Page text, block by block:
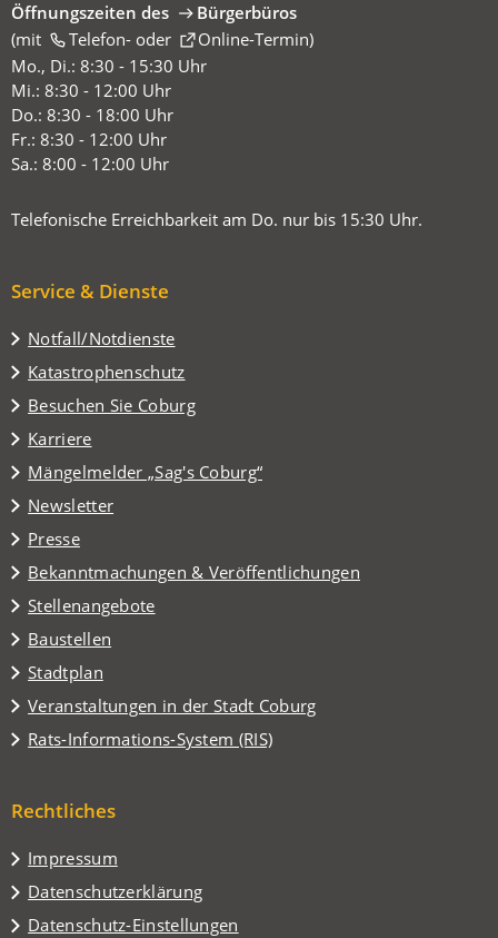
Öffnungszeiten des
Bürgerbüros
(mit
Telefon-oder Online-Termin
(Öffnet
in
einem
neuen
Tab)
)
Mo., Di.: 8:30 - 15:30 Uhr
Mi.: 8:30 - 12:00 Uhr
Do.: 8:30 - 18:00 Uhr
Fr.: 8:30 - 12:00 Uhr
Sa.: 8:00 - 12:00 Uhr
Telefonische Erreichbarkeit am Do. nur bis 15:30 Uhr.
Service & Dienste
Notfall/Notdienste
Katastrophenschutz
Besuchen Sie Coburg
(Öffnet
in
einem
neuen
Tab)
Karriere
Mängelmelder „Sag's Coburg“
(Öffnet
in
einem
neuen
Tab)
Newsletter
Presse
Bekanntmachungen & Veröffentlichungen
Stellenangebote
Baustellen
Stadtplan
(Öffnet
in
einem
neuen
Veranstaltungen in der Stadt Coburg
(Öffnet
in
einem
Tab)
Rats-Informations-System (RIS)
(Öffnet
neuen
Rechtliches
Impressum
Datenschutzerklärung
Datenschutz-Einstellungen